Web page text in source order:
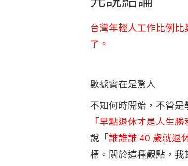
台灣年輕人工作比例
了。
數據實在是驚人
不知何時開始，不管是
「早點退休才是人生勝
說「 誰誰誰 40 歲就退
標。關於這種觀點，我